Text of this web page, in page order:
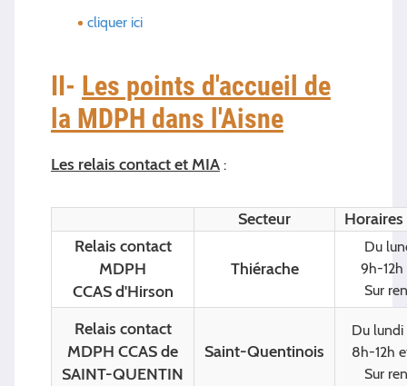
cliquer ici
II- Les points d'accueil de
la MDPH dans l'Aisne
Les relais contact et MIA :
Secteur
Relais contact
MDPH
CCAS d'Hirson
Thiérache
Du
9h-12h
Sur
Relais contact
MDPH CCAS de
SAINT-QUENTIN
Saint-Quentinois
Du lundi
8h-12h
Sur